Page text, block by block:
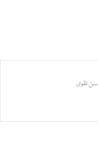
نقوی